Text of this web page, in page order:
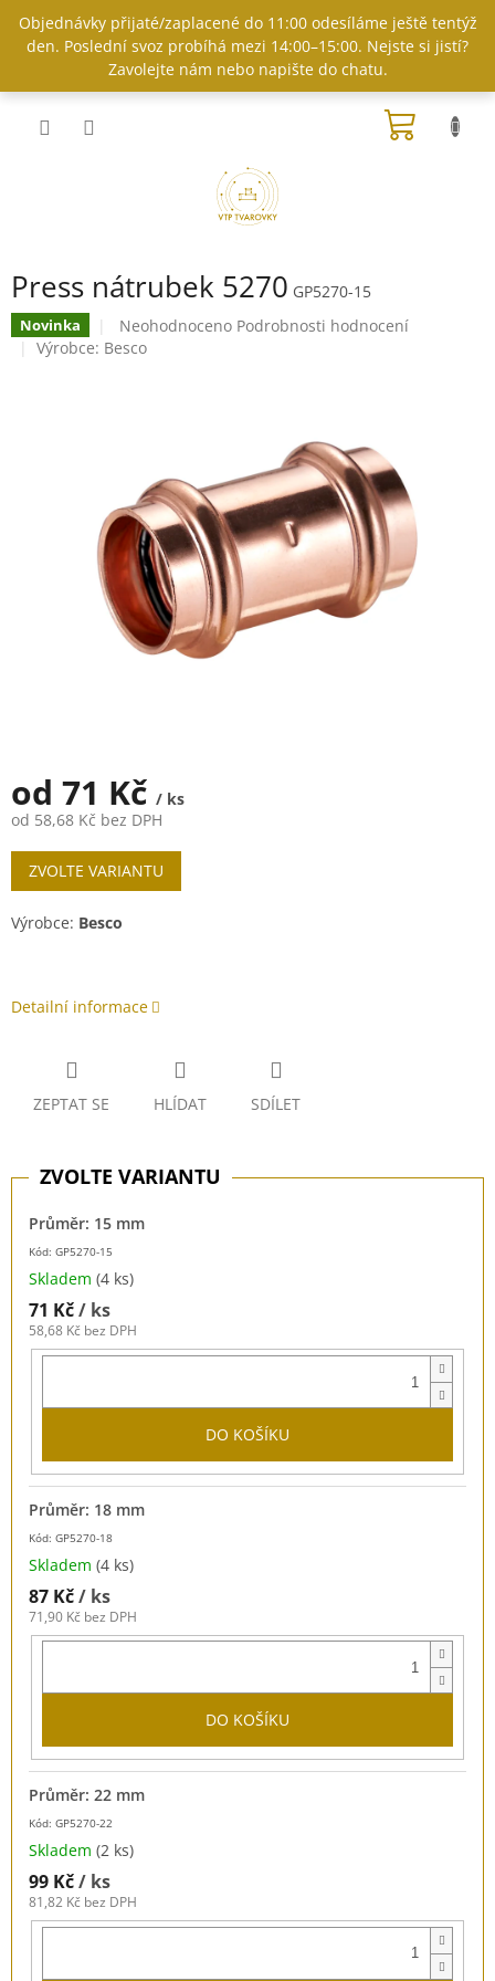
obsah
Objednávky přijaté/zaplacené do 11:00 odesíláme ještě tentýž
den. Poslední svoz probíhá mezi 14:00–15:00. Nejste si jistí?
Zavolejte nám nebo napište do chatu.
Press nátrubek 5270 GP5270-15
Novinka
Průměrné
hodnocení
Neohodnoceno Podrobnosti hodnocení
Výrobce: Besco
od 71 Kč / ks
od 58,68 Kč bez DPH
Měrná
cena:
ZVOLTE VARIANTU
Výrobce: Besco
Detailní informace
ZEPTAT SE HLÍDAT SDÍLET
Kód: GP5270-15
Průměr: 15 mm
Skladem (4 ks)
71 Kč/ ks
58,68 Kč bez DPH
DO KOŠÍKU
Kód: GP5270-18
Průměr: 18 mm
Skladem (4 ks)
87 Kč/ ks
71,90 Kč bez DPH
DO KOŠÍKU
Kód: GP5270-22
Průměr: 22 mm
Skladem (2 ks)
99 Kč/ ks
81,82 Kč bez DPH